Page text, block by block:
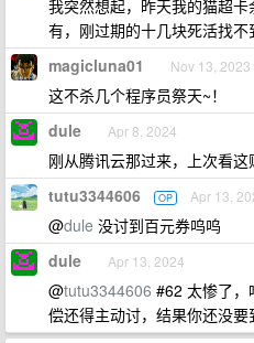
我突然想起，昨天我的猫超
有，刚过期的十几块死活找不
magicluna01 Nov 13, 2023
这不杀几个程序员祭天~！
dule Apr 8, 2024
刚从腾讯云那过来，上次看
tutu3344606 OP Apr 13,
@dule 没讨到百元券呜呜
dule Apr 13, 2024
@tutu3344606 #62 太惨了，
偿还得主动讨，结果你还没要